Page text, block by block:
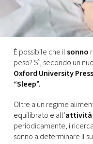
PRINCIPATO
MONACO
RMC
CONSIGLIA
È possibile che ilsonno
peso? Sì, secondo un
Oxford University Press
“Sleep”.
Oltre a un regime
equilibrato e all’attività
periodicamente, i
sonno a determinare il